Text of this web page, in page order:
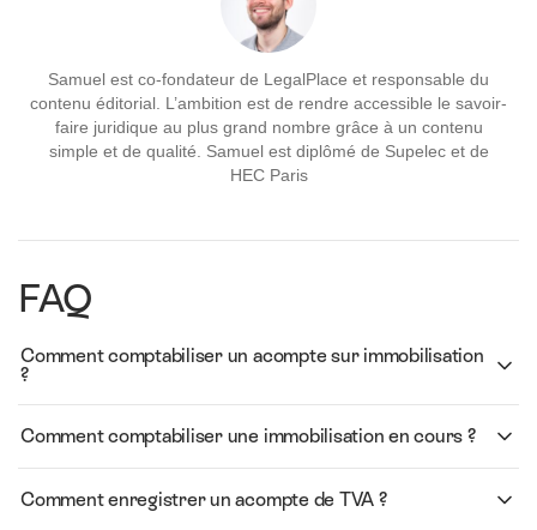
Samuel est co-fondateur de LegalPlace et responsable du
contenu éditorial. L’ambition est de rendre accessible le savoir-
faire juridique au plus grand nombre grâce à un contenu
simple et de qualité. Samuel est diplômé de Supelec et de
HEC Paris
FAQ
Comment comptabiliser un acompte sur immobilisation
?
Comment comptabiliser une immobilisation en cours ?
Comment enregistrer un acompte de TVA ?